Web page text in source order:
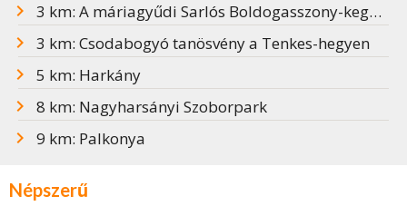
3 km: A máriagyűdi Sarlós Boldogasszony-kegytemplom
3 km: Csodabogyó tanösvény a Tenkes-hegyen
5 km: Harkány
8 km: Nagyharsányi Szoborpark
9 km: Palkonya
Népszerű